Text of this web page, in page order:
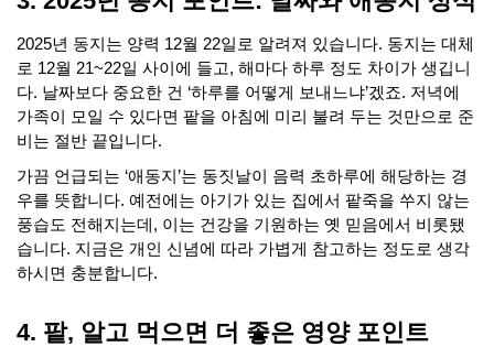
2025년 동지는 양력 12월 22일로 알려져 있습니다. 동지는 대체
로 12월 21~22일 사이에 들고, 해마다 하루 정도 차이가 생깁니
다. 날짜보다 중요한 건 ‘하루를 어떻게 보내느냐’겠죠. 저녁에
가족이 모일 수 있다면 팥을 아침에 미리 불려 두는 것만으로 준
비는 절반 끝입니다.
가끔 언급되는 ‘애동지’는 동짓날이 음력 초하루에 해당하는 경
우를 뜻합니다. 예전에는 아기가 있는 집에서 팥죽을 쑤지 않는
풍습도 전해지는데, 이는 건강을 기원하는 옛 믿음에서 비롯됐
습니다. 지금은 개인 신념에 따라 가볍게 참고하는 정도로 생각
하시면 충분합니다.
4. 팥, 알고 먹으면 더 좋은 영양 포인트